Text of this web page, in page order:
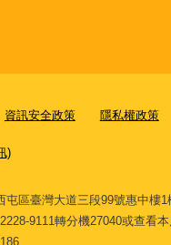
資訊安全政策 隱私權政策
)
西屯區臺灣大道三段99
9111轉分機27040或查看本